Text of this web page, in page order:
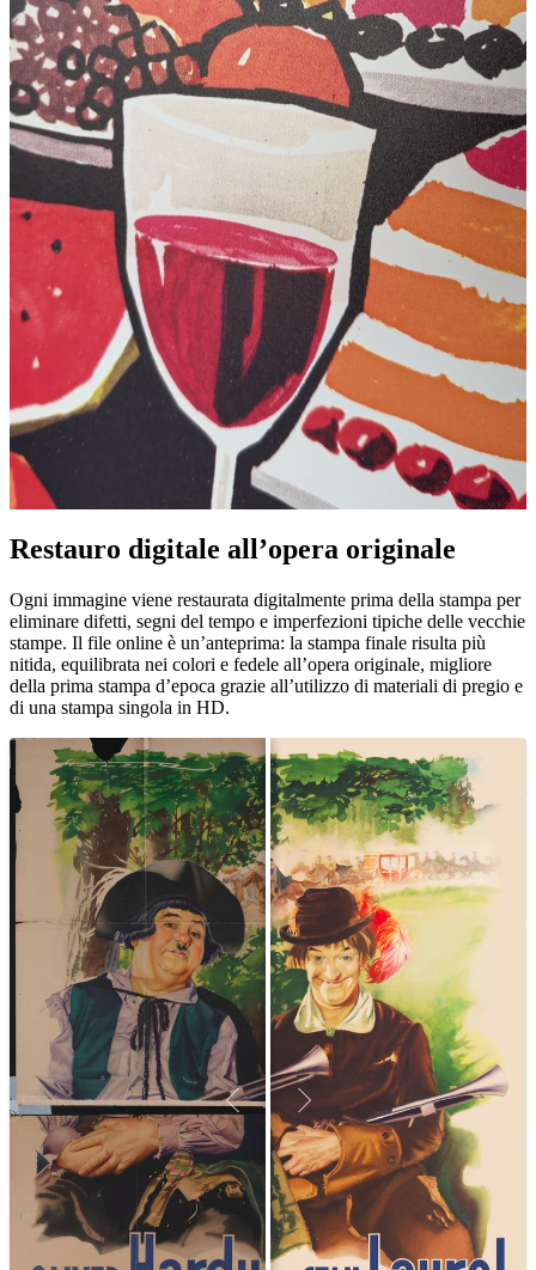
Restauro digitale all’opera originale
Ogni immagine viene restaurata digitalmente prima della stampa per
eliminare difetti, segni del tempo e imperfezioni tipiche delle vecchie
stampe. Il file online è un’anteprima: la stampa finale risulta più
nitida, equilibrata nei colori e fedele all’opera originale, migliore
della prima stampa d’epoca grazie all’utilizzo di materiali di pregio e
di una stampa singola in HD.